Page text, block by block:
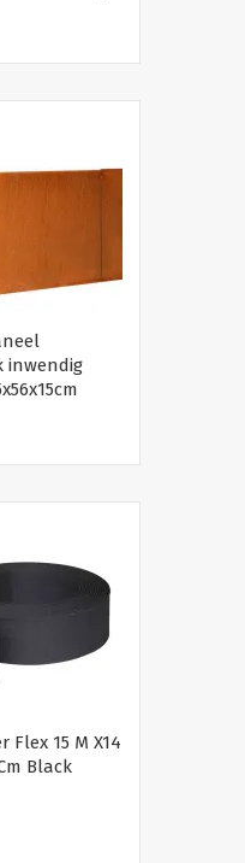
inwendig
Flex 15 M X14
Black